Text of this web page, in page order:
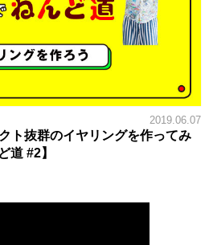
2019.06.07
ト抜群のイヤリングを作ってみ
道 #2】